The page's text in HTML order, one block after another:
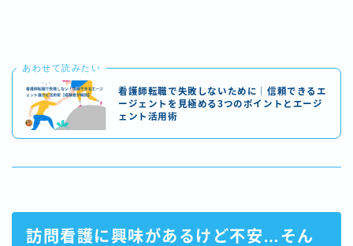
あわせて読みたい
看護師転職で失敗しないために｜信頼できるエ
ージェントを見極める3つのポイントとエージ
ェント活用術
訪問看護に興味があるけど不安…そん